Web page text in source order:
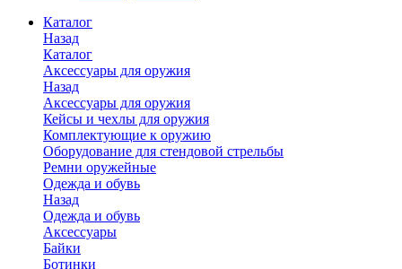
Каталог
Назад
Каталог
Аксессуары для оружия
Назад
Аксессуары для оружия
Кейсы и чехлы для оружия
Комплектующие к оружию
Оборудование для стендовой стрельбы
Ремни оружейные
Одежда и обувь
Назад
Одежда и обувь
Аксессуары
Байки
Ботинки